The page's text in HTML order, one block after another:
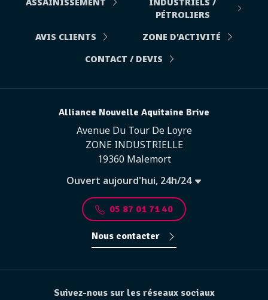
PÉTROLIERS
AVIS CLIENTS
ZONE D'ACTIVITÉ
CONTACT / DEVIS
Alliance Nouvelle Aquitaine Brive
Avenue Du Tour De Loyre
ZONE INDUSTRIELLE
19360 Malemort
Ouvert aujourd'hui, 24h/24
05 87 01 71 40
Nous contacter
Suivez-nous sur les réseaux sociaux